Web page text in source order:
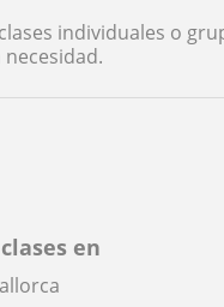
en
individuales o